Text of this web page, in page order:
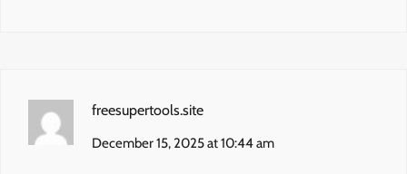
freesupertools.site
December 15, 2025 at 10:44 am